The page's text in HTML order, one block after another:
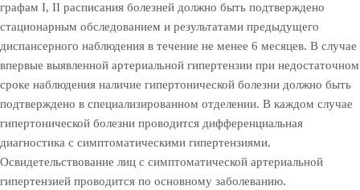
графам I, II расписания болезней должно быть подтверждено
стационарным обследованием и результатами предыдущего
диспансерного наблюдения в течение не менее 6 месяцев. В случае
впервые выявленной артериальной гипертензии при недостаточном
сроке наблюдения наличие гипертонической болезни должно быть
подтверждено в специализированном отделении. В каждом случае
гипертонической болезни проводится дифференциальная
диагностика с симптоматическими гипертензиями.
Освидетельствование лиц с симптоматической артериальной
гипертензией проводится по основному заболеванию.